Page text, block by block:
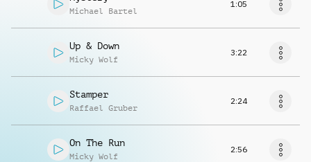
Michael Bartel
1:05
Up & Down
Micky Wolf
3:22
Stamper
Raffael Gruber
2:24
On The Run
Micky Wolf
2:56